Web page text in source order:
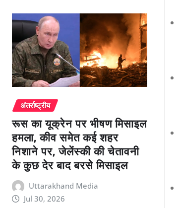
अंतर्राष्ट्रीय
रूस का यूक्रेन पर भीषण मिसाइल
हमला, कीव समेत कई शहर
निशाने पर, जेलेंस्की की चेतावनी
के कुछ देर बाद बरसे मिसाइल
Uttarakhand Media
Jul 30, 2026